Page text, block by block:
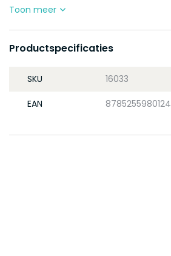
Toon meer
Productspecificaties
SKU 16033
EAN 8785255980124